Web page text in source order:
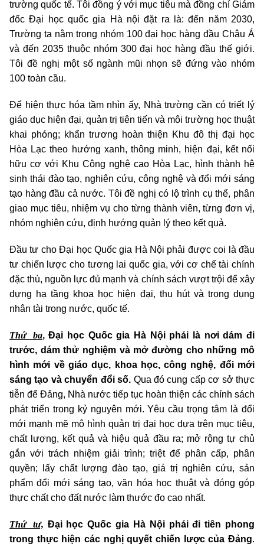
trường quốc tế. Tôi đồng ý với mục tiêu mà đồng chí Giám
đốc Đại học quốc gia Hà nội đặt ra là: đến năm 2030,
Trường ta nằm trong nhóm 100 đại học hàng đầu Châu Á
và đến 2035 thuộc nhóm 300 đại học hàng đầu thế giới.
Tôi đề nghị một số ngành mũi nhọn sẽ đứng vào nhóm
100 toàn cầu.
Để hiện thực hóa tầm nhìn ấy, Nhà trường cần có triết lý
giáo dục hiện đại, quản trị tiên tiến và môi trường học thuật
khai phóng; khẩn trương hoàn thiện Khu đô thị đại học
Hòa Lạc theo hướng xanh, thông minh, hiện đại, kết nối
hữu cơ với Khu Công nghệ cao Hòa Lạc, hình thành hệ
sinh thái đào tạo, nghiên cứu, công nghệ và đổi mới sáng
tạo hàng đầu cả nước. Tôi đề nghị có lộ trình cụ thể, phân
giao mục tiêu, nhiệm vụ cho từng thành viên, từng đơn vị,
nhóm nghiên cứu, định hướng quản lý theo kết quả.
Đầu tư cho Đại học Quốc gia Hà Nội phải được coi là đầu
tư chiến lược cho tương lai quốc gia, với cơ chế tài chính
đặc thù, nguồn lực đủ mạnh và chính sách vượt trội để xây
dựng hạ tầng khoa học hiện đại, thu hút và trọng dụng
nhân tài trong nước, quốc tế.
Thứ ba, Đại học Quốc gia Hà Nội phải là nơi dám đi
trước, dám thử nghiệm và mở đường cho những mô
hình mới về giáo dục, khoa học, công nghệ, đổi mới
sáng tạo và chuyển đổi số. Qua đó cung cấp cơ sở thực
tiễn để Đảng, Nhà nước tiếp tục hoàn thiện các chính sách
phát triển trong kỷ nguyên mới. Yêu cầu trọng tâm là đổi
mới mạnh mẽ mô hình quản trị đại học dựa trên mục tiêu,
chất lượng, kết quả và hiệu quả đầu ra; mở rộng tự chủ
gắn với trách nhiệm giải trình; triệt để phân cấp, phân
quyền; lấy chất lượng đào tạo, giá trị nghiên cứu, sản
phẩm đổi mới sáng tạo, văn hóa học thuật và đóng góp
thực chất cho đất nước làm thước đo cao nhất.
Thứ tư, Đại học Quốc gia Hà Nội phải đi tiên phong
trong thực hiện các nghị quyết chiến lược của Đảng.